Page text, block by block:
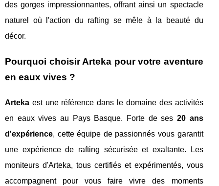
des gorges impressionnantes, offrant ainsi un spectacle
naturel où l'action du rafting se mêle à la beauté du
décor.
Pourquoi choisir Arteka pour votre aventure
en eaux vives ?
Arteka est une référence dans le domaine des activités
en eaux vives au Pays Basque. Forte de ses 20 ans
d'expérience, cette équipe de passionnés vous garantit
une expérience de rafting sécurisée et exaltante. Les
moniteurs d'Arteka, tous certifiés et expérimentés, vous
accompagnent pour vous faire vivre des moments